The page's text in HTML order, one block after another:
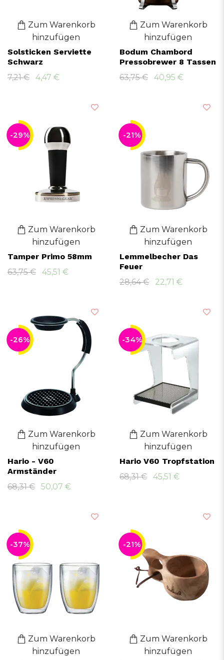
Zum Warenkorb
hinzufügen
Solsticken Serviette
Schwarz
7,21 €
4,47 €
Zum Warenkorb
hinzufügen
Bodum Chambord
Pressobrewer 8 Tassen
63,75 €
40,95 €
-29%
Zum Warenkorb
hinzufügen
Tamper Primo 58mm
63,75 €
45,51 €
-21%
Zum Warenkorb
hinzufügen
Lemmelbecher Das
Feuer
28,64 €
22,71 €
-26%
Zum Warenkorb
hinzufügen
Hario - V60
Armständer
68,31 €
50,07 €
-34%
Zum Warenkorb
hinzufügen
Hario V60 Tropfstation
68,31 €
45,51 €
-37%
Zum Warenkorb
hinzufügen
-21%
Zum Warenkorb
hinzufügen